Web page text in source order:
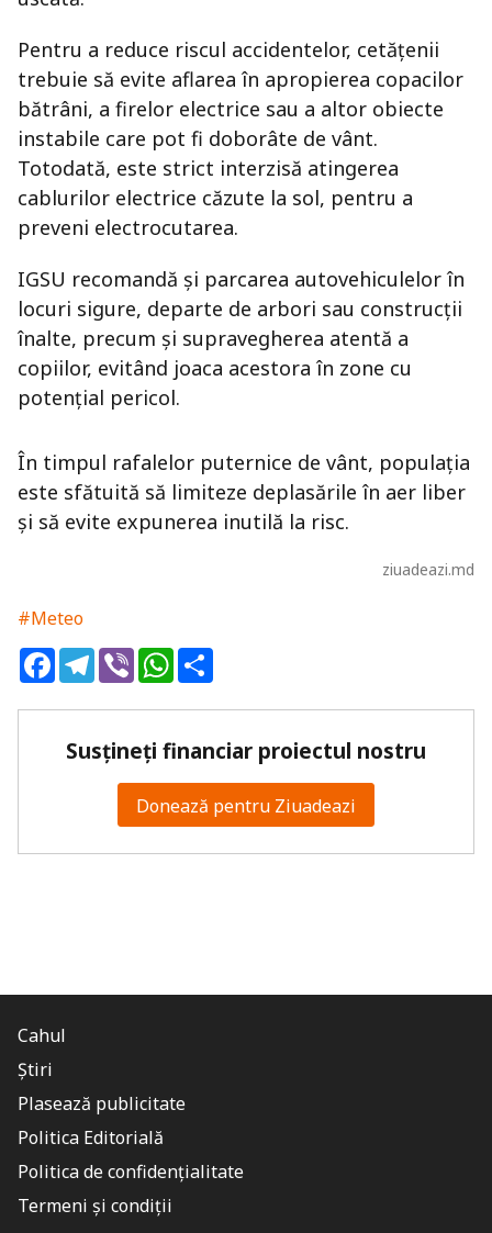
Pentru a reduce riscul accidentelor, cetățenii
trebuie să evite aflarea în apropierea copacilor
bătrâni, a firelor electrice sau a altor obiecte
instabile care pot fi doborâte de vânt.
Totodată, este strict interzisă atingerea
cablurilor electrice căzute la sol, pentru a
preveni electrocutarea.
IGSU recomandă și parcarea autovehiculelor în
locuri sigure, departe de arbori sau construcții
înalte, precum și supravegherea atentă a
copiilor, evitând joaca acestora în zone cu
potențial pericol.
În timpul rafalelor puternice de vânt, populația
este sfătuită să limiteze deplasările în aer liber
și să evite expunerea inutilă la risc.
ziuadeazi.md
#Meteo
FacebookTelegram
ViberWhatsApp
Susțineți financiar proiectul nostru
Donează pentru Ziuadeazi
Cahul
Știri
Plasează publicitate
Politica Editorială
Politica de confidențialitate
Termeni și condiții